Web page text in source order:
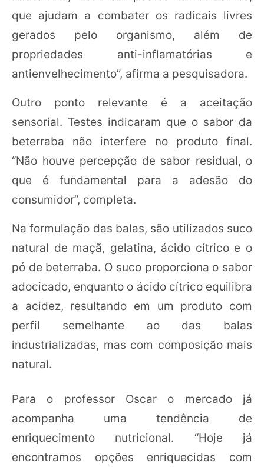
que ajudam a combater os radicais livres
gerados pelo organismo, além de
propriedades anti-inflamatórias e
antienvelhecimento”, afirma a pesquisadora.
Outro ponto relevante é a aceitação
sensorial. Testes indicaram que o sabor da
beterraba não interfere no produto final.
“Não houve percepção de sabor residual, o
que é fundamental para a adesão do
consumidor”, completa.
Na formulação das balas, são utilizados suco
natural de maçã, gelatina, ácido cítrico e o
pó de beterraba. O suco proporciona o sabor
adocicado, enquanto o ácido cítrico equilibra
a acidez, resultando em um produto com
perfil semelhante ao das balas
industrializadas, mas com composição mais
natural.
Para o professor Oscar o mercado já
acompanha uma tendência de
enriquecimento nutricional. “Hoje já
encontramos opções enriquecidas com